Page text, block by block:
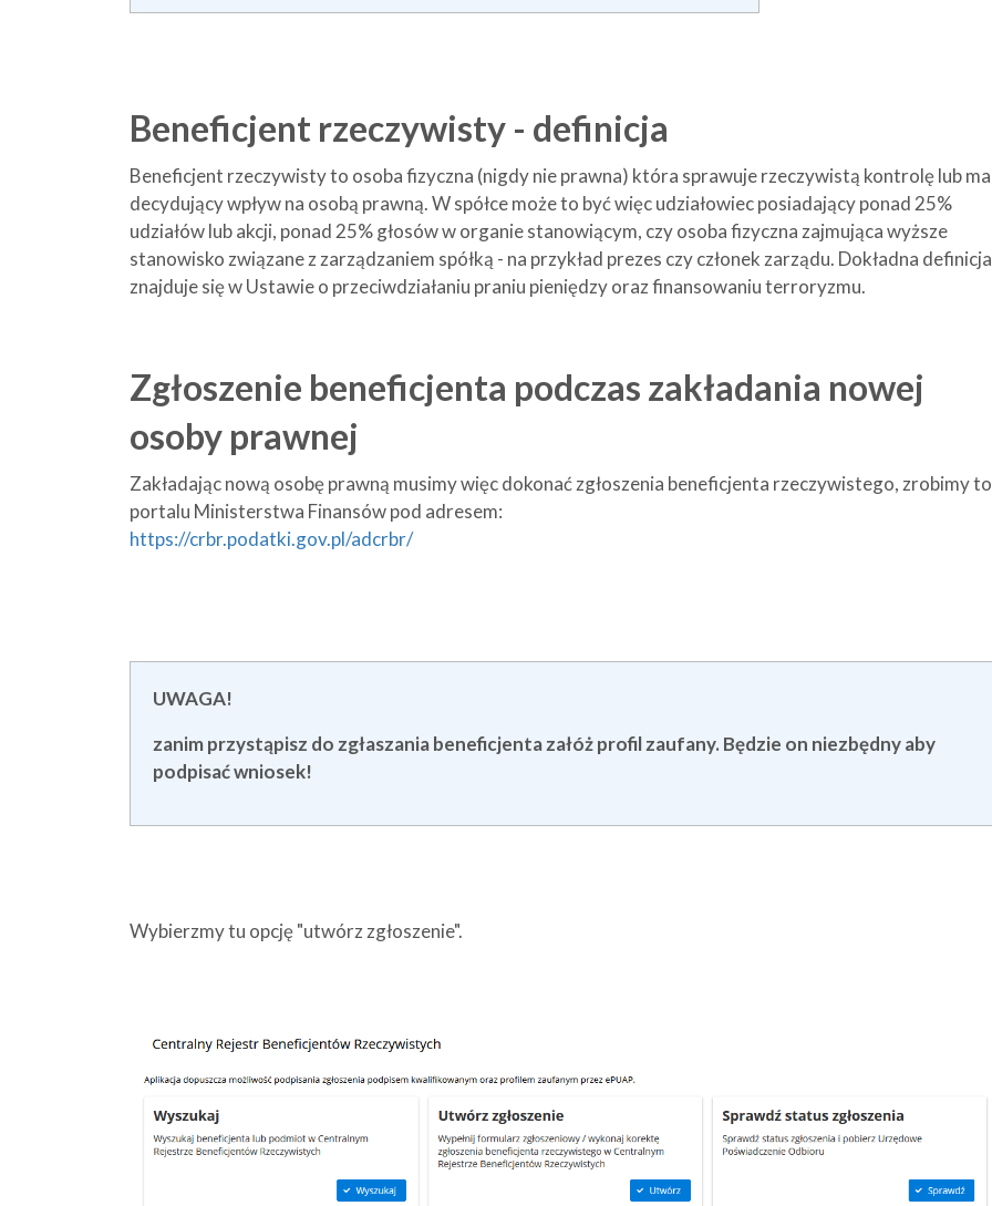
Beneficjent rzeczywisty - definicja
Beneficjent rzeczywisty to osoba fizyczna (nigdy nie prawna) która sprawuje rzeczywistą kontrolę lub ma
decydujący wpływ na osobą prawną. W spółce może to być więc udziałowiec posiadający ponad 25%
udziałów lub akcji, ponad 25% głosów w organie stanowiącym, czy osoba fizyczna zajmująca wyższe
stanowisko związane z zarządzaniem spółką - na przykład prezes czy członek zarządu. Dokładna definicja
znajduje się w Ustawie o przeciwdziałaniu praniu pieniędzy oraz finansowaniu terroryzmu.
Zgłoszenie beneficjenta podczas zakładania nowej
osoby prawnej
Zakładając nową osobę prawną musimy więc dokonać zgłoszenia beneficjenta rzeczywistego, zrobimy
portalu Ministerstwa Finansów pod adresem:
https://crbr.podatki.gov.pl/adcrbr/
UWAGA!
zanim przystąpisz do zgłaszania beneficjenta załóż profil zaufany. Będzie on niezbędny aby
podpisać wniosek!
Wybierzmy tu opcję "utwórz zgłoszenie".